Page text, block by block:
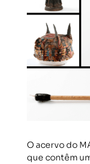
O acervo do
que contêm